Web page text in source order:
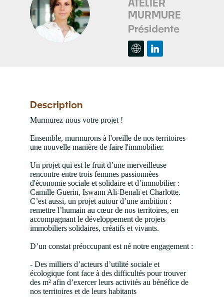
IAB
MURMURE
Présidente
Description
Murmurez-nous votre projet !
Ensemble, murmurons à l'oreille de nos territoires
une nouvelle manière de faire l'immobilier.
Un projet qui est le fruit d’une merveilleuse
rencontre entre trois femmes passionnées
d'économie sociale et solidaire et d’immobilier :
Camille Guerin, Iswann Ali-Benali et Charlotte.
C’est aussi, un projet autour d’une ambition :
remettre l’humain au cœur de nos territoires, en
accompagnant le développement de projets
immobiliers solidaires, créatifs et vivants.
D’un constat préoccupant est né notre engagement :
- Des milliers d’acteurs d’utilité sociale et
écologique font face à des difficultés pour trouver
des m² afin d’exercer leurs activités au bénéfice de
nos territoires et de leurs habitants